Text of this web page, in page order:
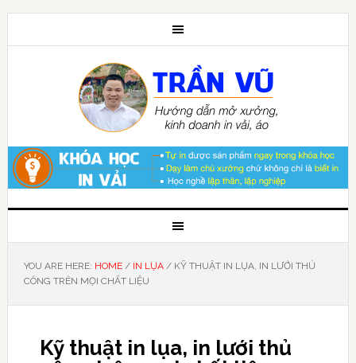
YOU ARE HERE: HOME / IN LỤA /KỸ THUẬT IN LỤA, IN LƯỚI THỦ
CÔNG TRÊN MỌI CHẤT LIỆU
Kỹ thuật in lụa, in lưới thủ